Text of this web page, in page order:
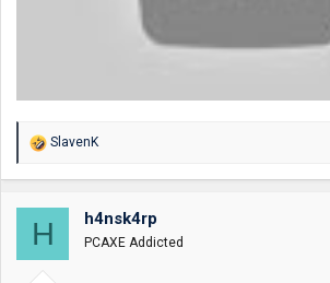
R
a
o
a
n
SlavenK
H h4nsk4rp
PCAXE Addicted